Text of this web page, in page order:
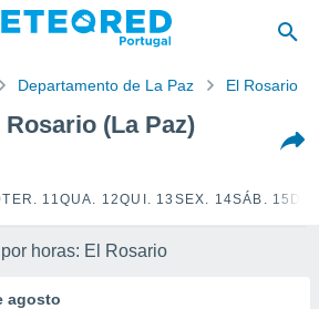
Departamento de La Paz El Rosario
(La Paz)
TER. 11QUA. 12QUI. 13 SEX. 14SÁB. 15
horas: El Rosario
agosto